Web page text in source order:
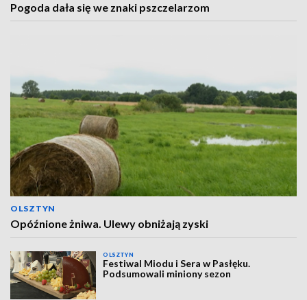
Pogoda dała się we znaki pszczelarzom
OLSZTYN
Opóźnione żniwa. Ulewy obniżają zyski
OLSZTYN
Festiwal Miodu i Sera w Pasłęku.
Podsumowali miniony sezon